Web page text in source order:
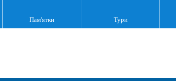
Пам'ятки Тури